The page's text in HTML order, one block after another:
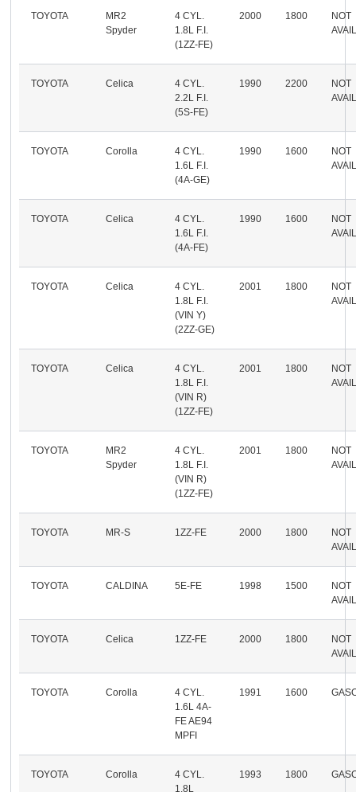
TOYOTA
MR2
Spyder
4 CYL.
1.8L F.I.
(1ZZ-FE)
2000 1800
NOT
TOYOTA Celica
4 CYL.
2.2L F.I.
(5S-FE)
1990 2200
NOT
TOYOTA Corolla
4 CYL.
1.6L F.I.
(4A-GE)
1990 1600
NOT
TOYOTA Celica
4 CYL.
1.6L F.I.
(4A-FE)
1990 1600
NOT
TOYOTA Celica
4 CYL.
1.8L F.I.
(VIN Y)
(2ZZ-GE)
2001 1800
NOT
TOYOTA Celica
4 CYL.
1.8L F.I.
(VIN R)
(1ZZ-FE)
2001 1800
NOT
TOYOTA
MR2
Spyder
4 CYL.
1.8L F.I.
(VIN R)
(1ZZ-FE)
2001 1800
NOT
TOYOTA MR-S 1ZZ-FE 2000 1800
NOT
TOYOTA CALDINA 5E-FE 1998 1500
NOT
TOYOTA Celica 1ZZ-FE 2000 1800
NOT
TOYOTA Corolla
4 CYL.
1.6L 4A-
FE AE94
MPFI
1991 1600
TOYOTA Corolla
4 CYL.
1.8L
1993 1800